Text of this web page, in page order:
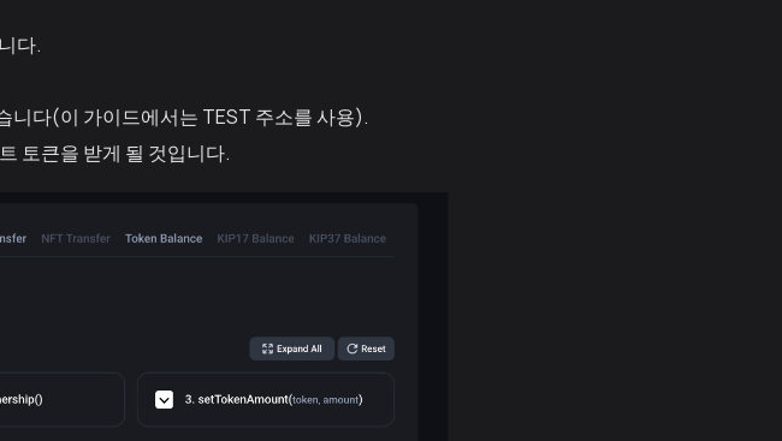
다.
니다(이 가이드에서는 TEST 주소를 사용).
토큰을 받게 될 것입니다.